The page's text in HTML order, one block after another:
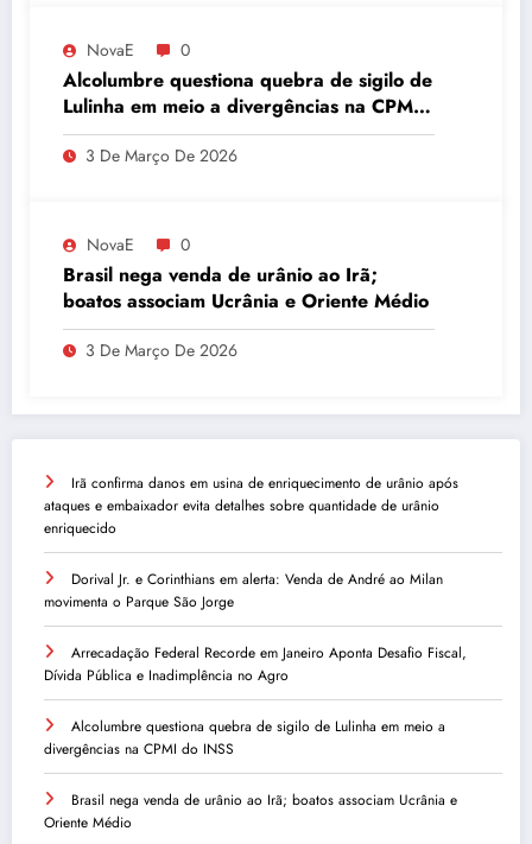
NovaE 0
Alcolumbre questiona quebra de sigilo de
Lulinha em meio a divergências na CPMI
do INSS
3 De Março De 2026
NovaE 0
Brasil nega venda de urânio ao Irã;
boatos associam Ucrânia e Oriente Médio
3 De Março De 2026
Irã confirma danos em usina de enriquecimento de urânio após
ataques e embaixador evita detalhes sobre quantidade de urânio
enriquecido
Dorival Jr. e Corinthians em alerta: Venda de André ao Milan
movimenta o Parque São Jorge
Arrecadação Federal Recorde em Janeiro Aponta Desafio Fiscal,
Dívida Pública e Inadimplência no Agro
Alcolumbre questiona quebra de sigilo de Lulinha em meio a
divergências na CPMI do INSS
Brasil nega venda de urânio ao Irã; boatos associam Ucrânia e
Oriente Médio